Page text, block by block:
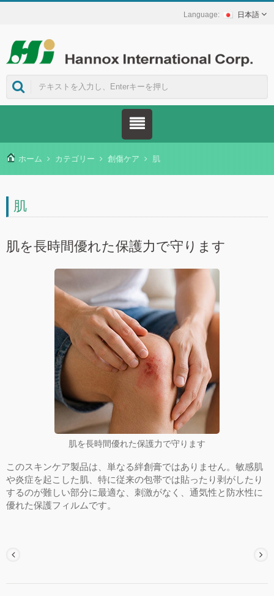
日本語
ホーム カテゴリー 創傷ケア 肌
肌
肌を長時間優れた保護力で守ります
肌を長時間優れた保護力で守ります
このスキンケア製品は、単なる絆創膏ではありません。敏感肌
や炎症を起こした肌、特に従来の包帯では貼ったり剥がしたり
するのが難しい部分に最適な、刺激がなく、通気性と防水性に
優れた保護フィルムです。